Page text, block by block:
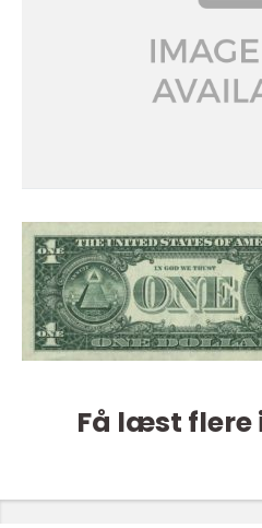
Få læst